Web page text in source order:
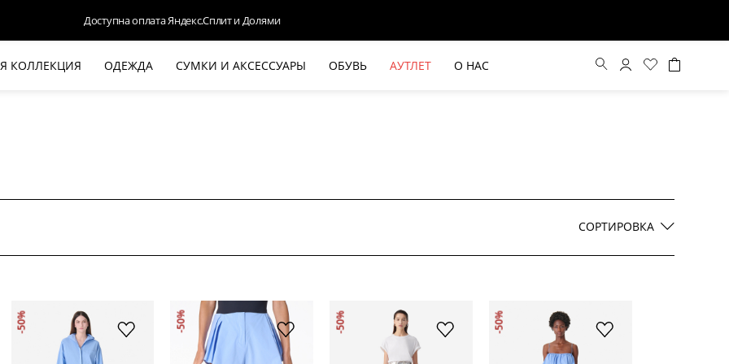
Доступна оплата Яндекс.Сплит и Долями
КОЛЛЕКЦИЯ ОДЕЖДА
ДЛЯ НЕГО
БЕЖЕВЫЙ КОСТЮМНЫЙ ЖАКЕТ
HALINE
БЕЖЕВЫЕ БРЮКИ ШИРОКОГО
КРОЯ HAYDA
БЕЖЕВЫЙ КОСТЮМНЫЙ ЖИЛЕТ
HIDA
СУМКИ И АКСЕССУАРЫ ОБУВЬ АУТЛЕТ О НАС
СОРТИРОВКА
Цена по убыванию
-50% -50% -50% -50%